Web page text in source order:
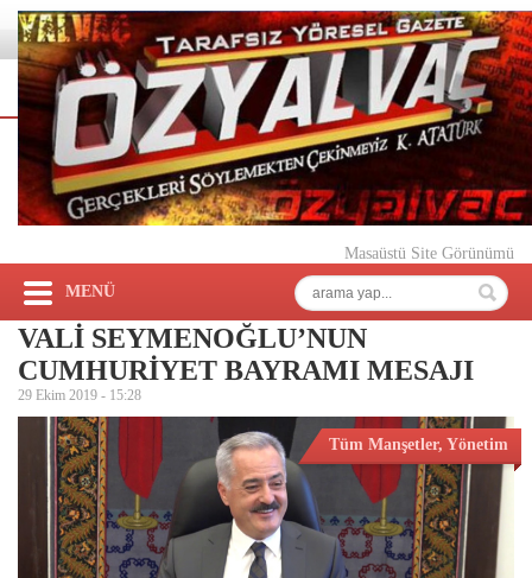
Masaüstü Site Görünümü
MENÜ
VALİ SEYMENOĞLU’NUN
CUMHURİYET BAYRAMI MESAJI
29 Ekim 2019 - 15:28
Tüm Manşetler, Yönetim